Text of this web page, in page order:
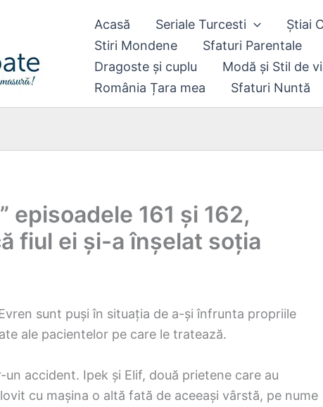
Acasă Seriale Turcesti Știai
Stiri Mondene
Sfaturi Parentale
Dragoste și cuplu
Modă și Stil de
România Țara mea
Sfaturi Nuntă
episoadele 161 și 162,
fiul ei și-a înșelat soția
sunt puși în situația de a-și înfrunta propriile
ale pacientelor pe care le tratează.
accident. Ipek și Elif, două prietene care au
cu mașina o altă fată de aceeași vârstă, pe nume